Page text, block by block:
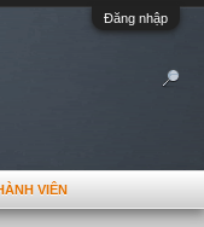
Đăng nhập
VIÊN